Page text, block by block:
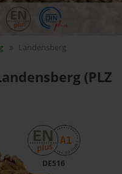
Landensberg
(PLZ
DE516